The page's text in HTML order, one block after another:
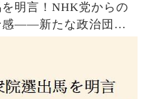
明言！NHK党からの
感——新たな政治団体